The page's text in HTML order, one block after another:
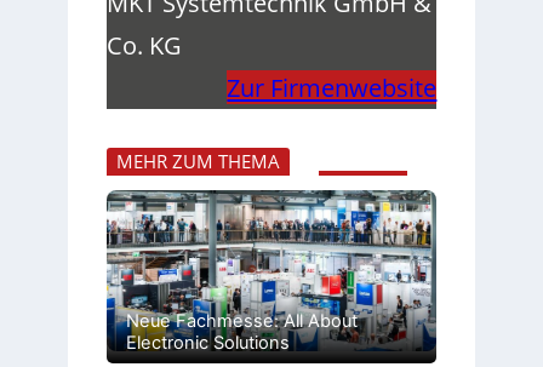
Co. KG
Zur Firmenwebsite
MEHR ZUM THEMA
Neue Fachmesse: All About
Electronic Solutions